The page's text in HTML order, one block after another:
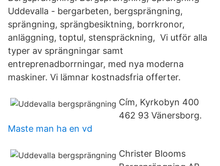
Uddevalla - bergarbeten, bergsprängning,
sprängning, sprängbesiktning, borrkronor,
anläggning, toptul, stenspräckning, Vi utför alla
typer av sprängningar samt
entreprenadborrningar, med nya moderna
maskiner. Vi lämnar kostnadsfria offerter.
Cím, Kyrkobyn 400
462 93 Vänersborg.
Maste man ha en vd
Christer Blooms